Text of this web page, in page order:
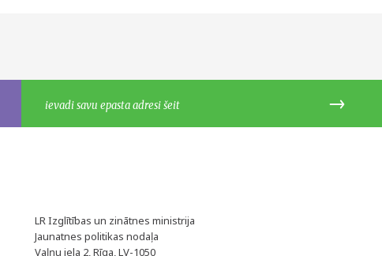
LR Izglītības un zinātnes ministrija
Jaunatnes politikas nodaļa
Vaļņu iela 2, Rīga, LV-1050